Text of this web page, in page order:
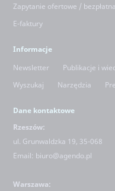
Zapytanie ofertowe /
E-faktury
Informacje
Newsletter
Publikacje i
Wyszukaj
Narzędzia
Dane kontaktowe
Rzeszów:
ul. Grunwaldzka 19, 35-068
Email: biuro@agendo.pl
Warszawa: